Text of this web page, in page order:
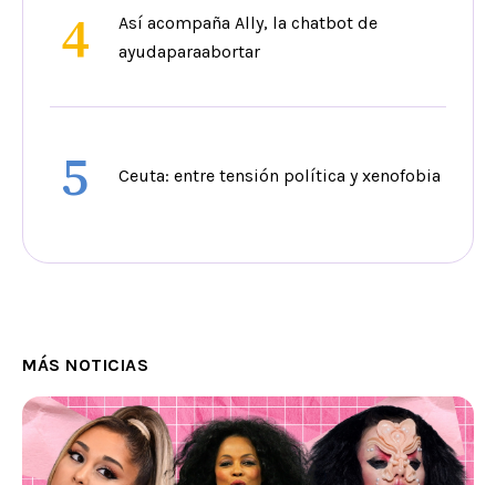
4
Así acompaña Ally, la chatbot de
ayudaparaabortar
5 Ceuta: entre tensión política y xenofobia
MÁS NOTICIAS